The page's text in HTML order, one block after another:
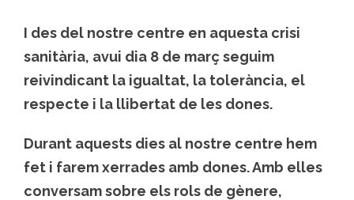
I des del nostre centre en aquesta crisi
sanitària, avui dia 8 de març seguim
reivindicant la igualtat, la tolerància, el
respecte i la llibertat de les dones.
Durant aquests dies al nostre centre hem
fet i farem xerrades amb dones. Amb elles
conversam sobre els rols de gènere,